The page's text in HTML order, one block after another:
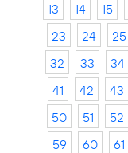
13
14 15
23
24 25
32
33 34
41
42 43
50
51 52
59
60 61